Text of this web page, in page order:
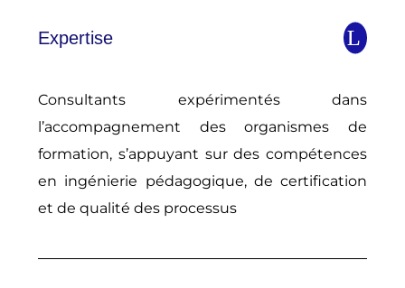
Expertise
Consultants expérimentés dans
l’accompagnement des organismes de
formation, s’appuyant sur des compétences
en ingénierie pédagogique, de certification
et de qualité des processus